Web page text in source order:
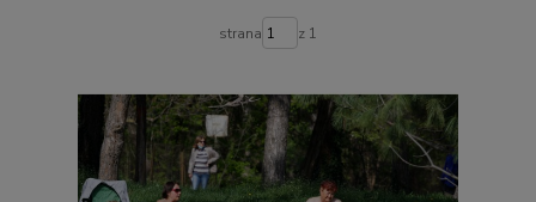
strana z 1